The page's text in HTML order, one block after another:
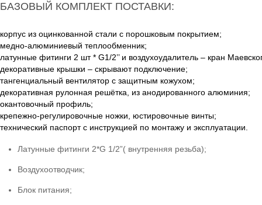
БАЗОВЫЙ КОМПЛЕКТ ПОСТАВКИ:
корпус из оцинкованной стали с порошковым покрытием;
медно-алюминиевый теплообменник;
латунные фитинги 2 шт * G1/2’’ и воздухоудалитель – кран
декоративные крышки – скрывают подключение;
тангенциальный вентилятор с защитным кожухом;
декоративная рулонная решётка, из анодированного алюминия;
окантовочный профиль;
крепежно-регулировочные ножки, юстировочные винты;
технический паспорт с инструкцией по монтажу и эксплуатации.
Латунные фитинги 2*G 1/2”( внутренняя резьба);
Воздухоотводчик;
Блок питания;